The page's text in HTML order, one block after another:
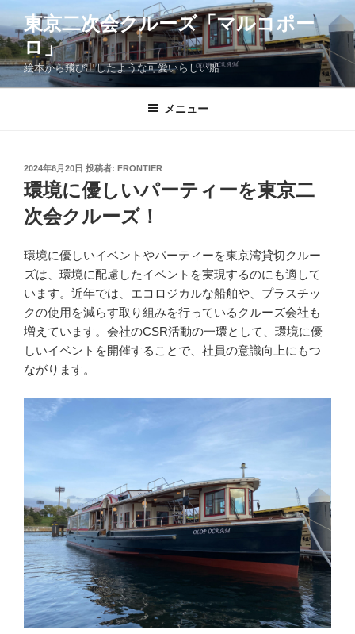
ン
テ
ン
ツ
東京二次会クルーズ「マルコポー
ロ」
絵本から飛び出したような可愛いらしい船
メニュー
投
稿
日:
2024年6月20日 投稿者: FRONTIER
環境に優しいパーティーを東京二
次会クルーズ！
環境に優しいイベントやパーティーを東京湾貸切クルー
ズは、環境に配慮したイベントを実現するのにも適して
います。近年では、エコロジカルな船舶や、プラスチッ
クの使用を減らす取り組みを行っているクルーズ会社も
増えています。会社のCSR活動の一環として、環境に優
しいイベントを開催することで、社員の意識向上にもつ
ながります。